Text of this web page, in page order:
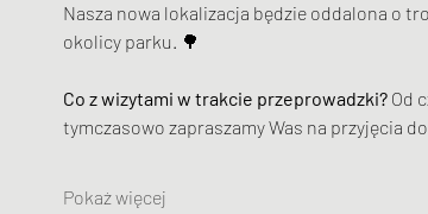
Nasza nowa lokalizacja będzie oddalona o
okolicy parku. 🌳
Co z wizytami w trakcie przeprowadzki? Od
tymczasowo zapraszamy Was na przyjęcia
Pokaż więcej